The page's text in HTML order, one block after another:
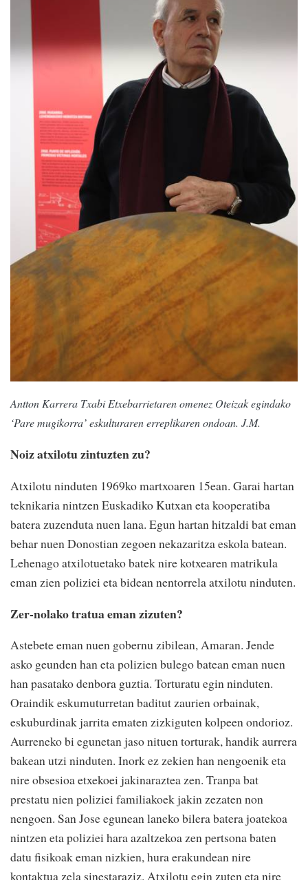
Antton Karrera Txabi Etxebarrietaren omenez Oteizak egindako
‘Pare mugikorra’ eskulturaren erreplikaren ondoan. J.M.
Noiz atxilotu zintuzten zu?
Atxilotu ninduten 1969ko martxoaren 15ean. Garai hartan
teknikaria nintzen Euskadiko Kutxan eta kooperatiba
batera zuzenduta nuen lana. Egun hartan hitzaldi bat eman
behar nuen Donostian zegoen nekazaritza eskola batean.
Lehenago atxilotuetako batek nire kotxearen matrikula
eman zien poliziei eta bidean nentorrela atxilotu ninduten.
Zer-nolako tratua eman zizuten?
Astebete eman nuen gobernu zibilean, Amaran. Jende
asko geunden han eta polizien bulego batean eman nuen
han pasatako denbora guztia. Torturatu egin ninduten.
Oraindik eskumuturretan baditut zaurien orbainak,
eskuburdinak jarrita ematen zizkiguten kolpeen ondorioz.
Aurreneko bi egunetan jaso nituen torturak, handik aurrera
bakean utzi ninduten. Inork ez zekien han nengoenik eta
nire obsesioa etxekoei jakinaraztea zen. Tranpa bat
prestatu nien poliziei familiakoek jakin zezaten non
nengoen. San Jose egunean laneko bilera batera joatekoa
nintzen eta poliziei hara azaltzekoa zen pertsona baten
datu fisikoak eman nizkien, hura erakundean nire
kontaktua zela sinestaraziz. Atxilotu egin zuten eta nire